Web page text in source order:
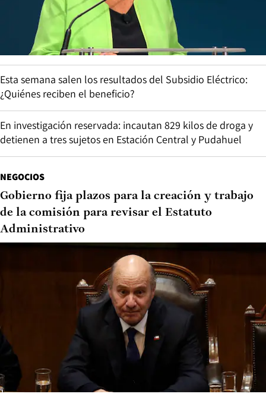
Esta semana salen los resultados del Subsidio Eléctrico:
¿Quiénes reciben el beneficio?
En investigación reservada: incautan 829 kilos de droga y
detienen a tres sujetos en Estación Central y Pudahuel
NEGOCIOS
Gobierno fija plazos para la creación y trabajo
de la comisión para revisar el Estatuto
Administrativo